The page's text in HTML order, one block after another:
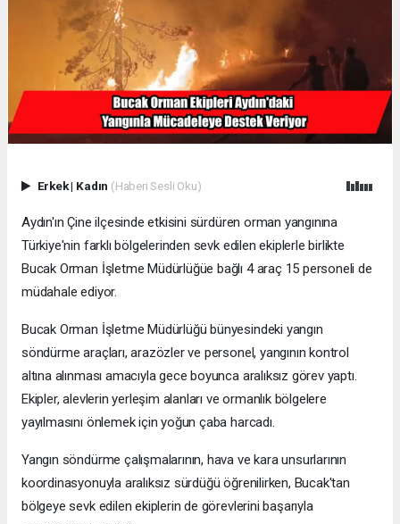
Erkek| Kadın (Haberi Sesli Oku)
Aydın'ın Çine ilçesinde etkisini sürdüren orman yangınına
Türkiye'nin farklı bölgelerinden sevk edilen ekiplerle birlikte
Bucak Orman İşletme Müdürlüğüe bağlı 4 araç 15 personeli de
müdahale ediyor.
Bucak Orman İşletme Müdürlüğü bünyesindeki yangın
söndürme araçları, arazözler ve personel, yangının kontrol
altına alınması amacıyla gece boyunca aralıksız görev yaptı.
Ekipler, alevlerin yerleşim alanları ve ormanlık bölgelere
yayılmasını önlemek için yoğun çaba harcadı.
Yangın söndürme çalışmalarının, hava ve kara unsurlarının
koordinasyonuyla aralıksız sürdüğü öğrenilirken, Bucak'tan
bölgeye sevk edilen ekiplerin de görevlerini başarıyla